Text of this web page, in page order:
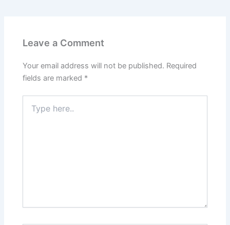
Leave a Comment
Your email address will not be published. Required
fields are marked *
here..